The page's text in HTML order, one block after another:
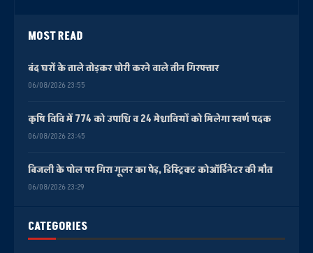
CATEGORIES
MOST READ
बंद घरों के ताले तोड़कर चोरी करने वाले तीन गिरफ्तार
06/08/2026 23:55
कृषि विवि में 774 को उपाधि व 24 मेधावियों को मिलेगा स्वर्ण पदक
06/08/2026 23:45
बिजली के पोल पर गिरा गूलर का पेड़, डिस्ट्रिक्ट कोऑर्डिनेटर की मौत
06/08/2026 23:29